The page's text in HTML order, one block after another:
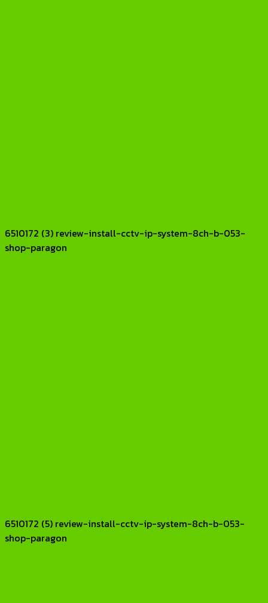
6510172 (3) review-install-cctv-ip-system-8ch-b-053-
shop-paragon
6510172 (5) review-install-cctv-ip-system-8ch-b-053-
shop-paragon